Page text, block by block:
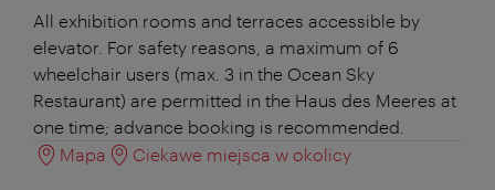
All exhibition rooms and terraces accessible by
elevator. For safety reasons, a maximum of 6
wheelchair users (max. 3 in the Ocean Sky
Restaurant) are permitted in the Haus des Meeres at
one time; advance booking is recommended.
Mapa
Ciekawe miejsca w okolicy